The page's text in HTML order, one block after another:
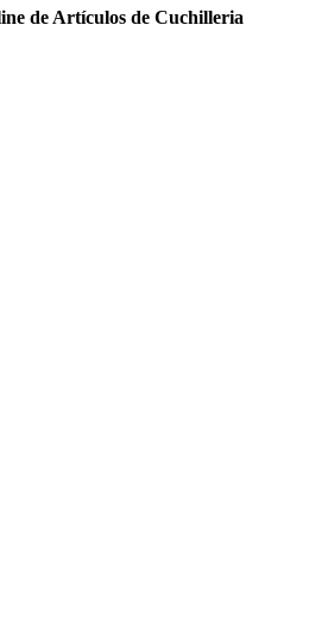
de Artículos de Cuchilleria